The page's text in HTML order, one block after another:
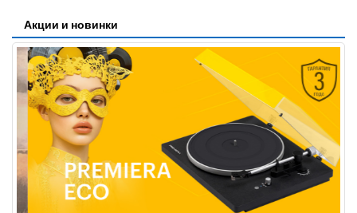
Акции и новинки